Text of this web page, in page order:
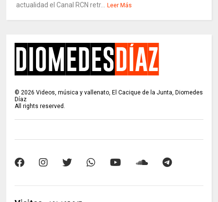
actualidad el Canal RCN retr...
Leer Más
© 2026 Videos, música y vallenato, El Cacique de la Junta, Diomedes
Díaz
All rights reserved.